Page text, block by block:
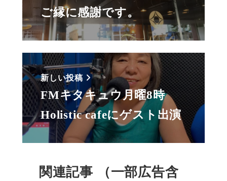
ご縁に感謝です。
新しい投稿
FMキタキュウ月曜8時
Holistic cafeにゲスト出演
関連記事 （一部広告含